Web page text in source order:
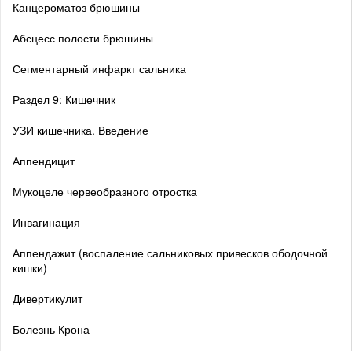
Канцероматоз брюшины
Абсцесс полости брюшины
Сегментарный инфаркт сальника
Раздел 9: Кишечник
УЗИ кишечника. Введение
Аппендицит
Мукоцеле червеобразного отростка
Инвагинация
Аппендажит (воспаление сальниковых привесков ободочной
кишки)
Дивертикулит
Болезнь Крона